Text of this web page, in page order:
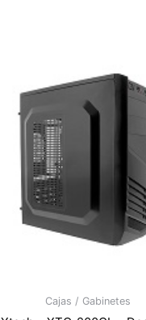
Cajas / Gabinetes